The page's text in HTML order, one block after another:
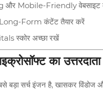
और Mobile-Friendly वेबसाइट
Form कंटेंट तैयार करें
स्कोर अच्छा रखें
का उत्तरदाता
बड़ा सर्च इंजन है, खासकर विंडोज